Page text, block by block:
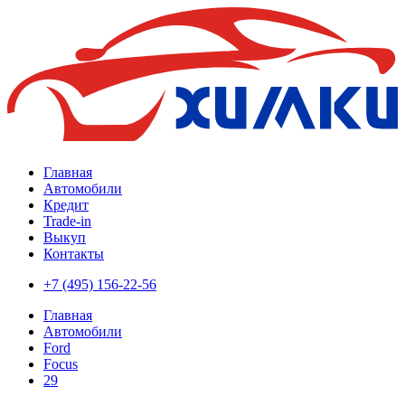
Главная
Автомобили
Кредит
Trade-in
Выкуп
Контакты
+7 (495) 156-22-56
Главная
Автомобили
Ford
Focus
29